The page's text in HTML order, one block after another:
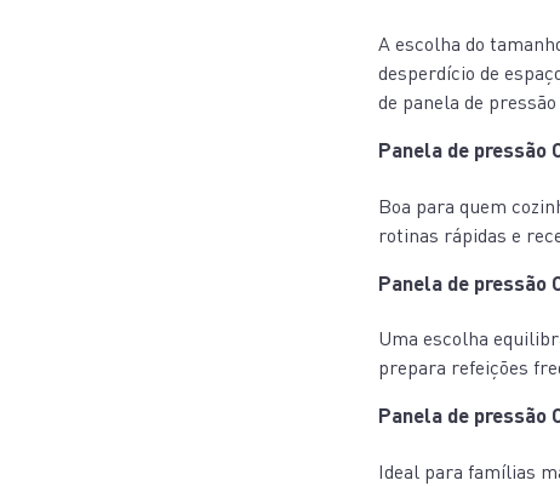
A escolha do
desperdício de
de panela de
Panela de pressão
Boa para quem
rotinas rápidas e
Panela de pressão
Uma escolha
prepara refeições
Panela de pressão
Ideal para famílias